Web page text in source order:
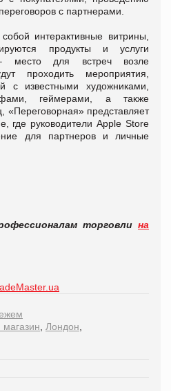
с партнерами.
интерактивные витрины,
продукты и услуги
место для встреч возле
проходить мероприятия,
с известными художниками,
геймерами, а также
«Переговорная» представляет
где руководители Apple Store
для партнеров и личные
торговли на
Лондон